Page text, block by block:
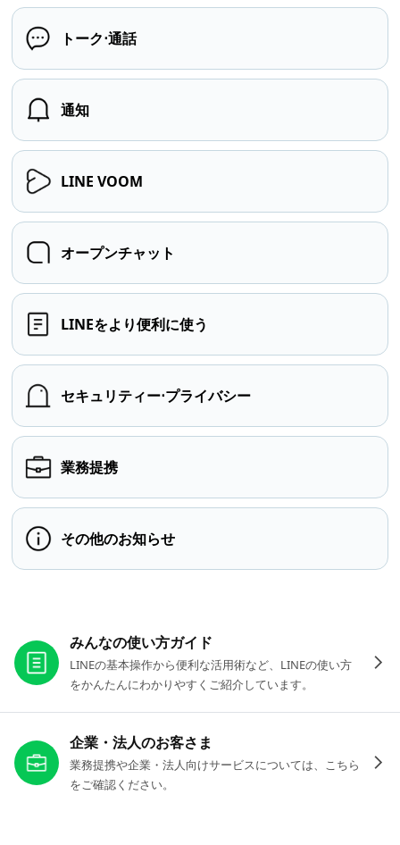
トーク⋅通話
通知
LINE VOOM
オープンチャット
LINEをより便利に使う
セキュリティー⋅プライバシー
業務提携
その他のお知らせ
みんなの使い方ガイド
LINEの基本操作から便利な活用術など、LINEの使い方
をかんたんにわかりやすくご紹介しています。
企業・法人のお客さま
業務提携や企業・法人向けサービスについては、こちら
をご確認ください。